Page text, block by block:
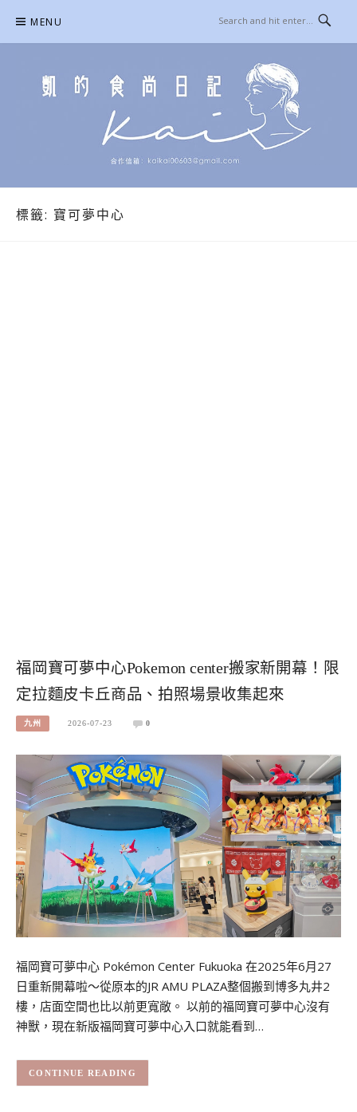
content
MENU
標籤: 寶可夢中心
福岡寶可夢中心Pokemon center搬家新開幕！限
定拉麵皮卡丘商品、拍照場景收集起來
九州 2026-07-23 0
福岡寶可夢中心 Pokémon Center Fukuoka 在2025年6月27
日重新開幕啦～從原本的JR AMU PLAZA整個搬到博多丸井2
樓，店面空間也比以前更寬敞。 以前的福岡寶可夢中心沒有
神獸，現在新版福岡寶可夢中心入口就能看到…
CONTINUE READING